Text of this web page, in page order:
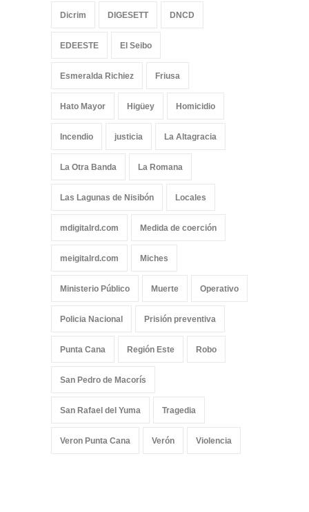
Dicrim DIGESETT DNCD
EDEESTE El Seibo
Esmeralda Richiez Friusa
Hato Mayor Higüey Homicidio
Incendio justicia La Altagracia
La Otra Banda La Romana
Las Lagunas de Nisibón Locales
mdigitalrd.com Medida de coerción
meigitalrd.com Miches
Ministerio Público Muerte Operativo
Policia Nacional Prisión preventiva
Punta Cana Región Este Robo
San Pedro de Macorís
San Rafael del Yuma Tragedia
Veron Punta Cana Verón Violencia